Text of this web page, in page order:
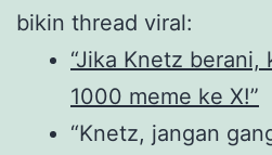
bikin thread viral:
“Jika Knetz berani,
1000 meme ke X!”
“Knetz, jangan